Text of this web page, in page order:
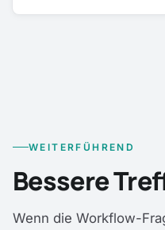
WEITERFÜHREND
Bessere
Wenn die Workflow-